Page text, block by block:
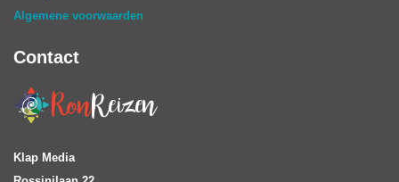
Algemene voorwaarden
Contact
Klap Media